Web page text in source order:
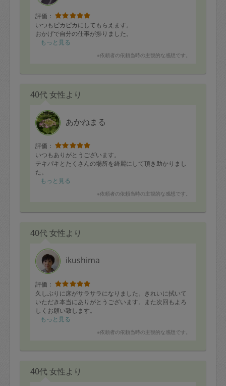
評価：
いつもピカピカにしてもらえます。
おかげで自分の仕事が捗りました。
もっと見る
※依頼者の依頼当時の主観的な感想です。
40代 女性より
あかねまる
評価：
いつもありがとうございます。
テキパキとたくさんの場所を綺麗にして頂き助かりまし
た。
もっと見る
※依頼者の依頼当時の主観的な感想です。
40代 女性より
ikushima
評価：
久しぶりに床がサラサラになりました。きれいに拭いて
いただき本当にありがとうございます。また次回もよろ
しくお願い致します。
もっと見る
※依頼者の依頼当時の主観的な感想です。
40代 女性より